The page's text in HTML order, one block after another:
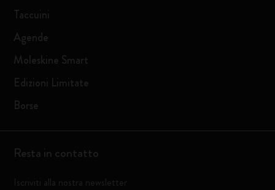
Taccuini
Agende
Moleskine Smart
Edizioni Limitate
Borse
Resta in contatto
Iscriviti alla nostra newsletter